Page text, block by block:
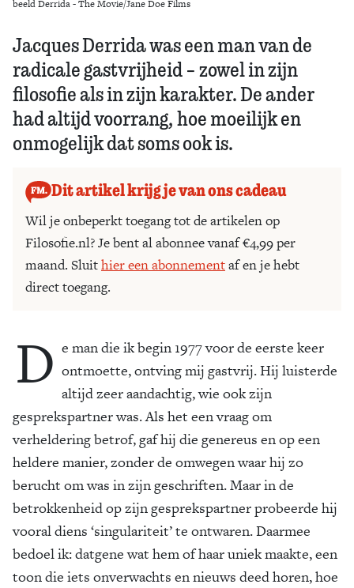
beeld Derrida - The Movie/Jane Doe Films
Jacques Derrida was een man van de
radicale gastvrijheid – zowel in zijn
filosofie als in zijn karakter. De ander
had altijd voorrang, hoe moeilijk en
onmogelijk dat soms ook is.
Dit artikel krijg je van ons cadeau
Wil je onbeperkt toegang tot de artikelen op
Filosofie.nl? Je bent al abonnee vanaf €4,99 per
maand. Sluithier een abonnementaf en je hebt
direct toegang.
D e man die ik begin 1977 voor de eerste keer
ontmoette, ontving mij gastvrij. Hij luisterde
altijd zeer aandachtig, wie ook zijn
gesprekspartner was. Als het een vraag om
verheldering betrof, gaf hij die genereus en op een
heldere manier, zonder de omwegen waar hij zo
berucht om was in zijn geschriften. Maar in de
betrokkenheid op zijn gesprekspartner probeerde hij
vooral diens ‘singulariteit’ te ontwaren. Daarmee
bedoel ik: datgene wat hem of haar uniek maakte, een
toon die iets onverwachts en nieuws deed horen, hoe